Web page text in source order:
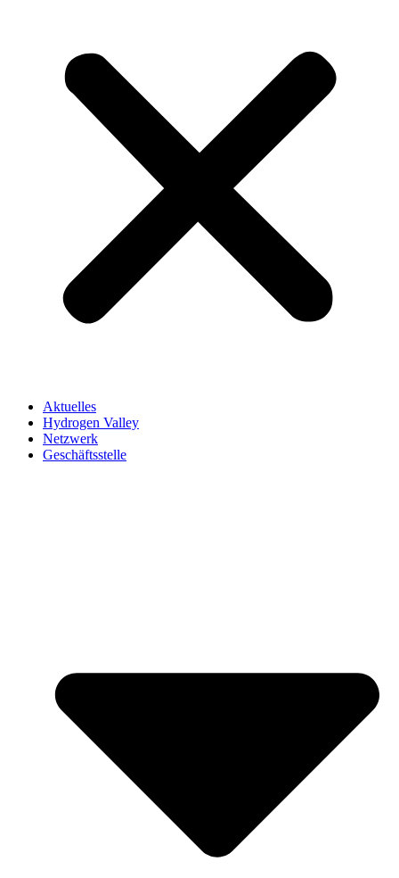
Aktuelles
Hydrogen Valley
Netzwerk
Geschäftsstelle